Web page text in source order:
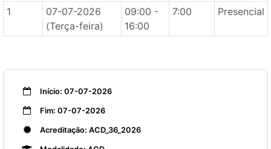
1
07-07-2026
(Terça-feira)
09:00 -
16:00
7:00 Presencial
Início: 07-07-2026
Fim: 07-07-2026
Acreditação: ACD_36_2026